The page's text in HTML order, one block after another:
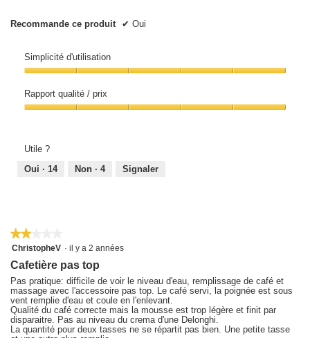
Recommande ce produit ✔ Oui
Simplicité d'utilisation
d'utilisation,
5
sur
Rapport qualité / prix
prix,
5
sur
5
Utile ?
Oui · 14 Non · 4 Signaler
★★★★★
★★★★★
2
5
ChristopheV · il y a 2 années
Cafetière pas top
Pas pratique: difficile de voir le niveau d'eau, remplissage de café et
massage avec l'accessoire pas top. Le café servi, la poignée est sous
vent remplie d'eau et coule en l'enlevant.
Qualité du café correcte mais la mousse est trop légère et finit par
disparaitre. Pas au niveau du crema d'une Delonghi.
La quantité pour deux tasses ne se répartit pas bien. Une petite tasse